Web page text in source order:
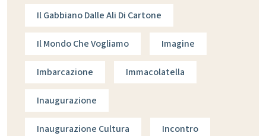
Il Gabbiano Dalle Ali Di Cartone
Il Mondo Che Vogliamo Imagine
Imbarcazione Immacolatella
Inaugurazione
Inaugurazione Cultura Incontro